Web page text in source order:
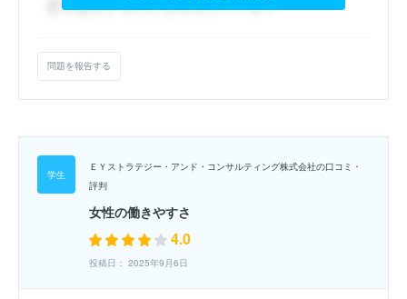
問題を報告する
ＥＹストラテジー・アンド・コンサルティング株式会社の口コミ・
評判
女性の働きやすさ
4.0
投稿日： 2025年9月6日